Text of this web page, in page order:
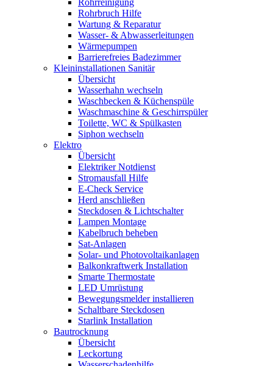
Rohrreinigung
Rohrbruch Hilfe
Wartung & Reparatur
Wasser- & Abwasserleitungen
Wärmepumpen
Barrierefreies Badezimmer
Kleininstallationen Sanitär
Übersicht
Wasserhahn wechseln
Waschbecken & Küchenspüle
Waschmaschine & Geschirrspüler
Toilette, WC & Spülkasten
Siphon wechseln
Elektro
Übersicht
Elektriker Notdienst
Stromausfall Hilfe
E-Check Service
Herd anschließen
Steckdosen & Lichtschalter
Lampen Montage
Kabelbruch beheben
Sat-Anlagen
Solar- und Photovoltaikanlagen
Balkonkraftwerk Installation
Smarte Thermostate
LED Umrüstung
Bewegungsmelder installieren
Schaltbare Steckdosen
Starlink Installation
Bautrocknung
Übersicht
Leckortung